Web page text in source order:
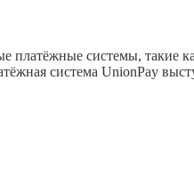
платёжные системы, такие
система UnionPay